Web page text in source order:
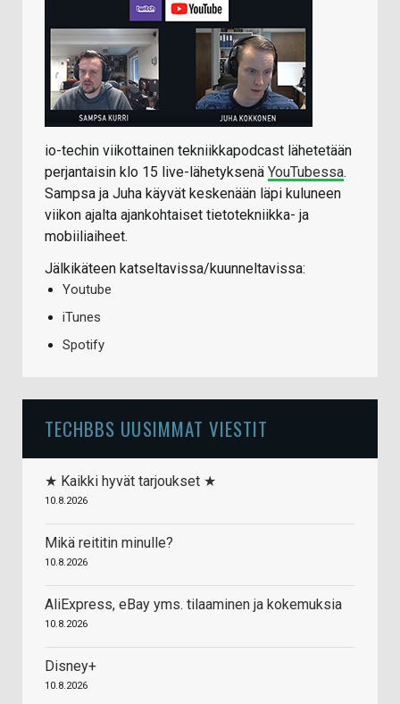
io-techin viikottainen tekniikkapodcast lähetetään
perjantaisin klo 15 live-lähetyksenä YouTubessa.
Sampsa ja Juha käyvät keskenään läpi kuluneen
viikon ajalta ajankohtaiset tietotekniikka- ja
mobiiliaiheet.
Jälkikäteen katseltavissa/kuunneltavissa:
Youtube
iTunes
Spotify
TECHBBS UUSIMMAT VIESTIT
★ Kaikki hyvät tarjoukset ★
10.8.2026
Mikä reititin minulle?
10.8.2026
AliExpress, eBay yms. tilaaminen ja kokemuksia
10.8.2026
Disney+
10.8.2026